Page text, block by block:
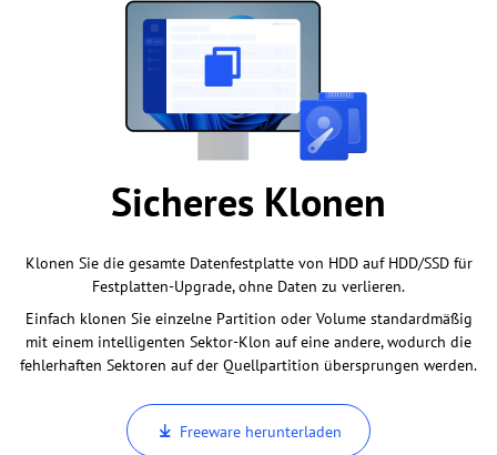
Sicheres Klonen
Klonen Sie die gesamte Datenfestplatte von HDD auf HDD/SSD für
Festplatten-Upgrade, ohne Daten zu verlieren.
Einfach klonen Sie einzelne Partition oder Volume standardmäßig
mit einem intelligenten Sektor-Klon auf eine andere, wodurch die
fehlerhaften Sektoren auf der Quellpartition übersprungen werden.
Freeware herunterladen